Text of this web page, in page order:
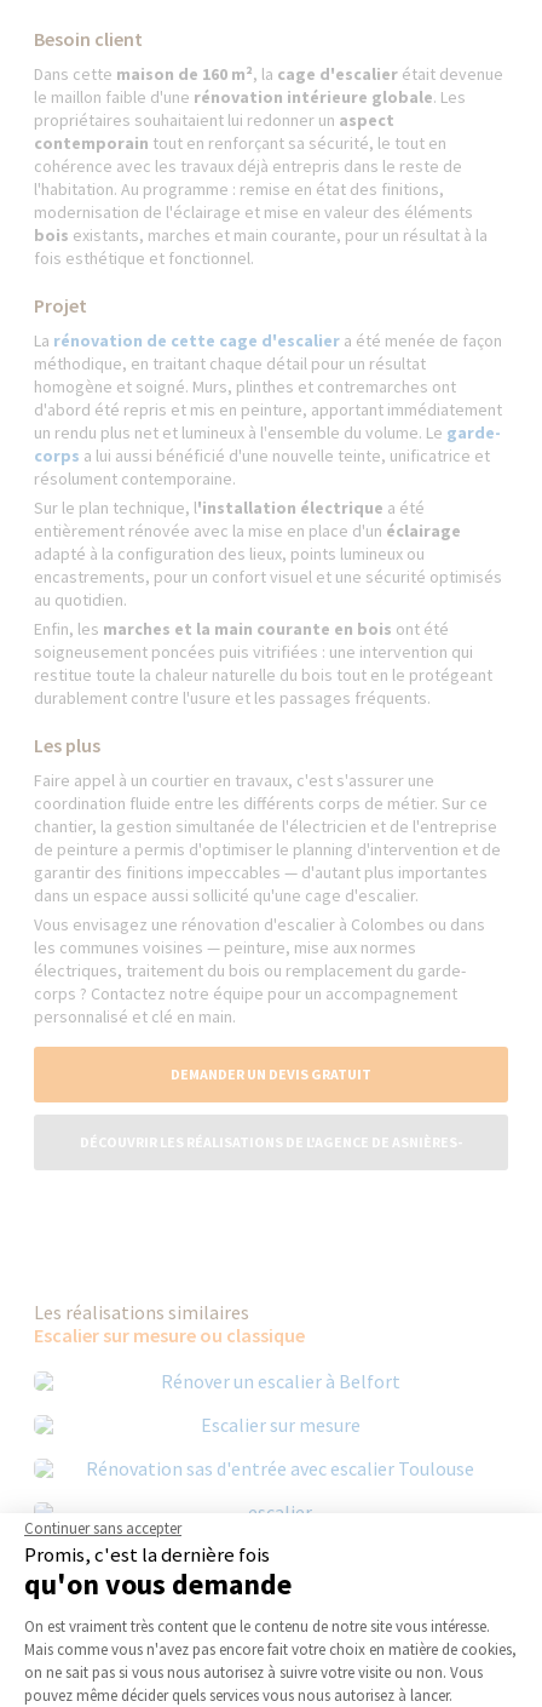
Besoin client
Dans cette maison de 160 m², la cage d'escalier était devenue
le maillon faible d'une rénovation intérieure globale. Les
propriétaires souhaitaient lui redonner un aspect
contemporain tout en renforçant sa sécurité, le tout en
cohérence avec les travaux déjà entrepris dans le reste de
l'habitation. Au programme : remise en état des finitions,
modernisation de l'éclairage et mise en valeur des éléments
bois existants, marches et main courante, pour un résultat à la
fois esthétique et fonctionnel.
Projet
La rénovation de cette cage d'escalier a été menée de façon
méthodique, en traitant chaque détail pour un résultat
homogène et soigné. Murs, plinthes et contremarches ont
d'abord été repris et mis en peinture, apportant immédiatement
un rendu plus net et lumineux à l'ensemble du volume. Le garde-
corps a lui aussi bénéficié d'une nouvelle teinte, unificatrice et
résolument contemporaine.
Sur le plan technique, l'installation électrique a été
entièrement rénovée avec la mise en place d'un éclairage
adapté à la configuration des lieux, points lumineux ou
encastrements, pour un confort visuel et une sécurité optimisés
au quotidien.
Enfin, les marches et la main courante en bois ont été
soigneusement poncées puis vitrifiées : une intervention qui
restitue toute la chaleur naturelle du bois tout en le protégeant
durablement contre l'usure et les passages fréquents.
Les plus
Faire appel à un courtier en travaux, c'est s'assurer une
coordination fluide entre les différents corps de métier. Sur ce
chantier, la gestion simultanée de l'électricien et de l'entreprise
de peinture a permis d'optimiser le planning d'intervention et de
garantir des finitions impeccables — d'autant plus importantes
dans un espace aussi sollicité qu'une cage d'escalier.
Vous envisagez une rénovation d'escalier à Colombes ou dans
les communes voisines — peinture, mise aux normes
électriques, traitement du bois ou remplacement du garde-
corps ? Contactez notre équipe pour un accompagnement
personnalisé et clé en main.
DEMANDER UN DEVIS GRATUIT
DÉCOUVRIR LES RÉALISATIONS DE L'AGENCE DE ASNIÈRES-
Les réalisations similaires
Escalier sur mesure ou classique
Nos derniers conseils et actus
Continuer sans accepter
Promis, c'est la dernière fois
qu'on vous demande
Plateforme de Gestion du
On est vraiment très content que le contenu de notre site vous intéresse.
Mais comme vous n'avez pas encore fait votre choix en matière de cookies,
on ne sait pas si vous nous autorisez à suivre votre visite ou non. Vous
pouvez même décider quels services vous nous autorisez à lancer.
Axeptio consent